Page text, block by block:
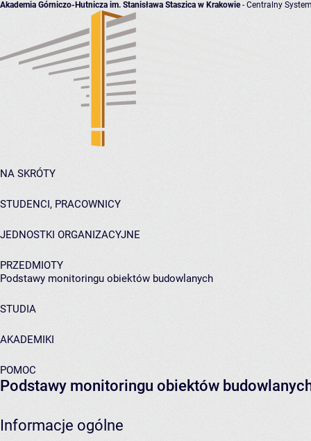
Akademia Górniczo-Hutnicza im. Stanisława Staszica w Krakowie- Centralny
NA SKRÓTY
STUDENCI, PRACOWNICY
JEDNOSTKI ORGANIZACYJNE
PRZEDMIOTY
Podstawy monitoringu obiektów budowlanych
STUDIA
AKADEMIKI
POMOC
Podstawy monitoringu obiektów
Informacje ogólne